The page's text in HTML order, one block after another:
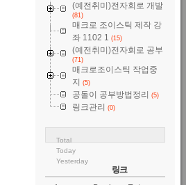
(예전취미)전자회로 개발
(81)
매크로 조이스틱 제작 강
좌 1102 1 (15)
(예전취미)전자회로 공부
(71)
매크로조이스틱 작업중
지
(5)
공돌이 공부방법정리 (5)
링크관리 (0)
Total
Today
Yesterday
링크